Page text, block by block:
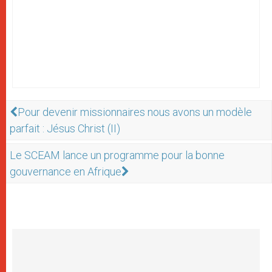
Pour devenir missionnaires nous avons un modèle
parfait : Jésus Christ (II)
Le SCEAM lance un programme pour la bonne
gouvernance en Afrique